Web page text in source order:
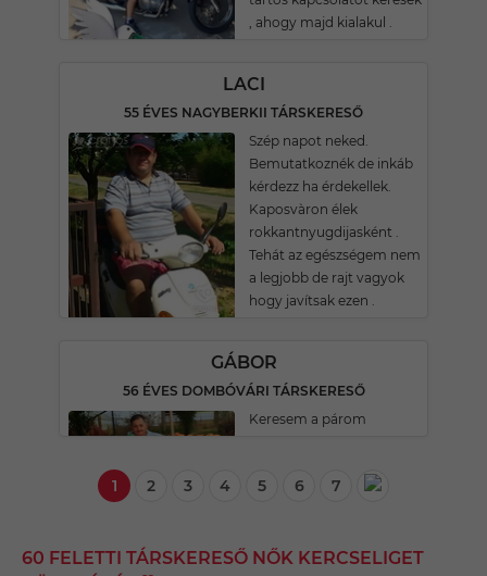
, ahogy majd kialakul .
LACI
55 ÉVES NAGYBERKII TÁRSKERESŐ
Szép napot neked.
Bemutatkoznék de inkáb
kérdezz ha érdekellek.
Kaposvàron élek
rokkantnyugdijasként .
Tehát az egészségem nem
a legjobb de rajt vagyok
hogy javítsak ezen .
GÁBOR
56 ÉVES DOMBÓVÁRI TÁRSKERESŐ
Keresem a párom
1 2 3 4 5 6 7
60 FELETTI TÁRSKERESŐ NŐK KERCSELIGET